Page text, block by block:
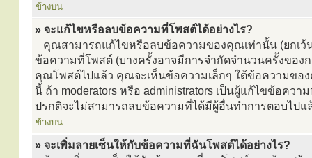
ข้างบน
» จะแก้ไขหรือลบข้อความที่โพสต์ได้อย่างไร?
คุณสามารถแก้ไขหรือลบข้อความของคุณเท่านั้น (ยกเว้
ข้อความที่โพสต์ (บางครั้งอาจมีการจำกัดจำนวนครั้งขอ
คุณโพสต์ไปแล้ว คุณจะเห็นข้อความเล็กๆ ใต้ข้อความขอ
นี้ ถ้า moderators หรือ administrators เป็นผู้แก้ไขข้อคว
ปรกติจะไม่สามารถลบข้อความที่ได้มีผู้อื่นทำการตอบไปแ
ข้างบน
» จะเพิ่มลายเซ็นให้กับข้อความที่ฉันโพสต์ได้อย่างไร?